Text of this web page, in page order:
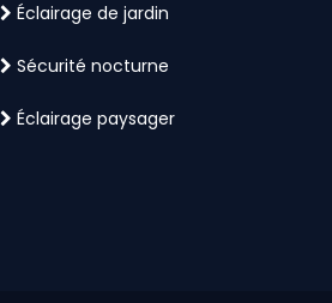
Éclairage de jardin
Sécurité nocturne
Éclairage paysager